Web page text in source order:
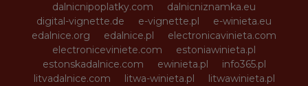
dalnicnipoplatky.com
dalnicniznamka.eu
digital-vignette.de
e-vignette.pl
e-winieta.eu
edalnice.org
edalnice.pl
electronicavinieta.com
electroniceviniete.com
estoniawinieta.pl
estonskadalnice.com
ewinieta.pl
info365.pl
litvadalnice.com
litwa-winieta.pl
litwawinieta.pl